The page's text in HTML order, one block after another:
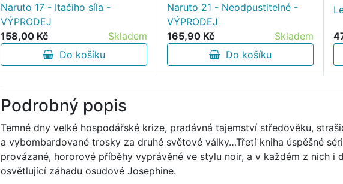
Naruto 17 - Itačiho síla -
VÝPRODEJ
158,00 Kč
Skladem
Do košíku
Naruto 21 - Neodpustitelné -
VÝPRODEJ
165,90 Kč
Skladem
Do košíku
Podrobný popis
Temné dny velké hospodářské krize, pradávná tajemství středověku,
a vybombardované trosky za druhé světové války…Třetí kniha úspěšné
provázané, hororové příběhy vyprávěné ve stylu noir, a v každém z nich i
osvětlující záhadu osudové Josephine.